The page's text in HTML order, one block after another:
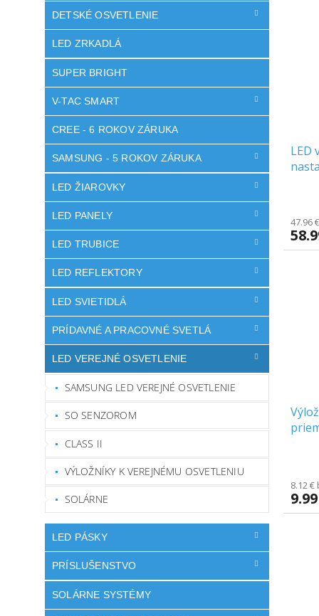
DETSKÉ OSVETLENIE
LED ZRKADLÁ
SUPER BRIGHT
V-TAC SMART
CREE - 6 ROKOV ZÁRUKA
SAMSUNG - 5 ROKOV ZÁRUKA
LED ŽIAROVKY
LED PANELY
LED TRUBICE
LED REFLEKTORY
LED SVIETIDLÁ
PRÍDAVNÉ A PRACOVNÉ SVETLÁ
LED VEREJNÉ OSVETLENIE
SAMSUNG LED VEREJNÉ OSVETLENIE
SO SENZOROM
CLASS II
VÝLOŽNÍKY K VEREJNÉMU OSVETLENIU
SOLÁRNE
LED PÁSKY
PRÍSLUŠENSTVO
SOLÁRNE SYSTÉMY
LED
47.96
8.12 €